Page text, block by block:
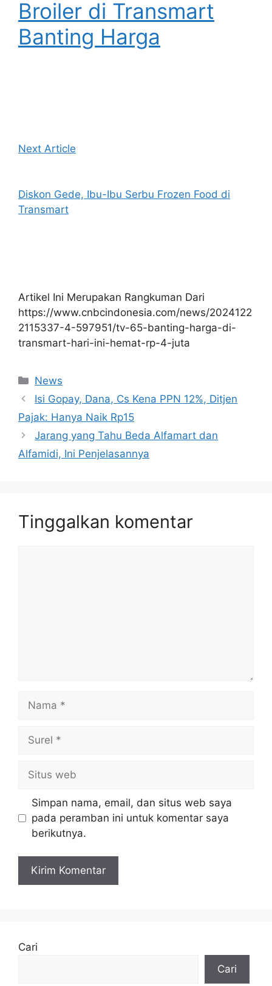
Broiler di Transmart
Banting Harga
Next Article
Diskon Gede, Ibu-Ibu Serbu Frozen Food di
Transmart
Artikel Ini Merupakan Rangkuman Dari
https://www.cnbcindonesia.com/news/2024122
2115337-4-597951/tv-65-banting-harga-di-
transmart-hari-ini-hemat-rp-4-juta
Kategori
News
Isi Gopay, Dana, Cs Kena PPN 12%, Ditjen
Pajak: Hanya Naik Rp15
Jarang yang Tahu Beda Alfamart dan
Alfamidi, Ini Penjelasannya
Tinggalkan komentar
web
Simpan nama, email, dan situs web saya
pada peramban ini untuk komentar saya
berikutnya.
Cari
Cari